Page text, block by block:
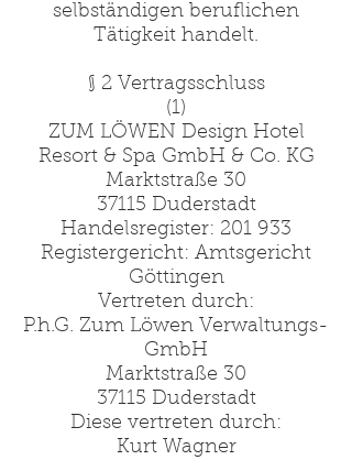
selbständigen beruflichen
Tätigkeit handelt.
§ 2 Vertragsschluss
(1)
ZUM LÖWEN Design Hotel
Resort & Spa GmbH & Co. KG
Marktstraße 30
37115 Duderstadt
Handelsregister: 201 933
Registergericht: Amtsgericht
Göttingen
Vertreten durch:
P.h.G. Zum Löwen Verwaltungs-
GmbH
Marktstraße 30
37115 Duderstadt
Diese vertreten durch:
Kurt Wagner